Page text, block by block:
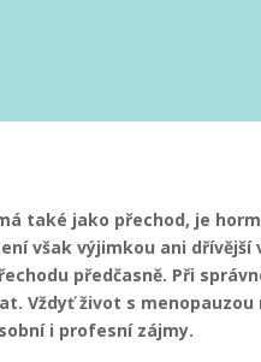
také jako přechod, je
však výjimkou ani
předčasně. Při
Vždyť život s
i profesní zájmy.